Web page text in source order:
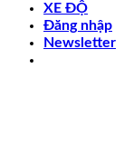
XE ĐỘ
Đăng nhập
Newsletter